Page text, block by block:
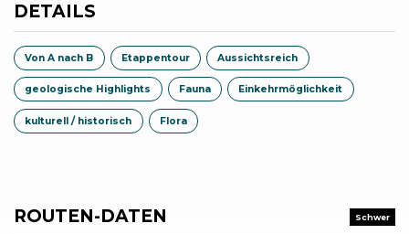
DETAILS
Von A nach B Etappentour Aussichtsreich
geologische Highlights Fauna Einkehrmöglichkeit
kulturell / historisch Flora
ROUTEN-DATEN Schwer